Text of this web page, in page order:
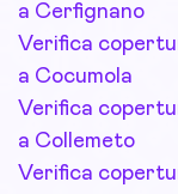
a Cerfignano
Verifica
a Cocumola
Verifica
a Collemeto
Verifica